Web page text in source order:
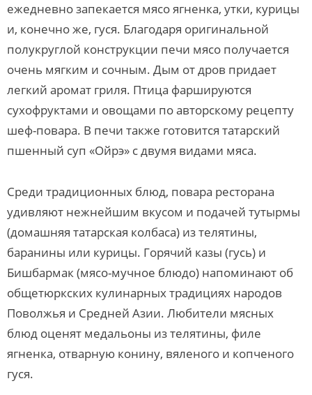
ежедневно запекается мясо ягненка, утки, курицы
и, конечно же, гуся. Благодаря оригинальной
полукруглой конструкции печи мясо получается
очень мягким и сочным. Дым от дров придает
легкий аромат гриля. Птица фаршируются
сухофруктами и овощами по авторскому рецепту
шеф-повара. В печи также готовится татарский
пшенный суп «Ойрэ» с двумя видами мяса.
Среди традиционных блюд, повара ресторана
удивляют нежнейшим вкусом и подачей тутырмы
(домашняя татарская колбаса) из телятины,
баранины или курицы. Горячий казы (гусь) и
Бишбармак (мясо-мучное блюдо) напоминают об
общетюркских кулинарных традициях народов
Поволжья и Средней Азии. Любители мясных
блюд оценят медальоны из телятины, филе
ягненка, отварную конину, вяленого и копченого
гуся.